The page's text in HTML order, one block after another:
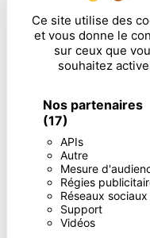
Ce site utilise des
et vous donne le
sur ceux que
souhaitez
Nos partenaires
(17)
APIs
Autre
Mesure
Régies
Réseaux sociaux
Support
Vidéos
By checking this
conditions below **
** The personal data
contacting you. They are
rights of access,
withdrawal of your consent
complaint with a